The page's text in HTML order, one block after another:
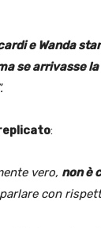
e Wanda
se arrivasse
:
vero, non è
con